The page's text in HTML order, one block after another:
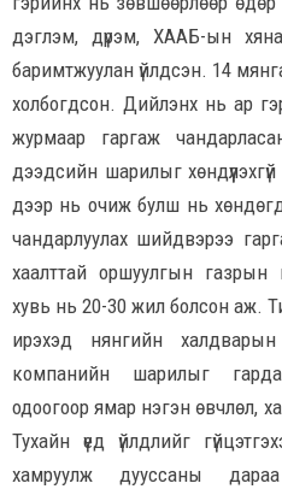
дэглэм, дүрэм, ХААБ-ын
баримтжуулан үйлдсэн. 14
холбогдсон. Дийлэнх нь ар
журмаар гаргаж
дээдсийн шарилыг
дээр нь очиж булш нь
чандарлуулах шийдвэрээ
хаалттай оршуулгын
хувь нь 20-30 жил болсон аж.
ирэхэд нянгийн
компанийн шарилыг
одоогоор ямар нэгэн өвчлөл,
Тухайн үед үйлдлийг
хамруулж дууссаны